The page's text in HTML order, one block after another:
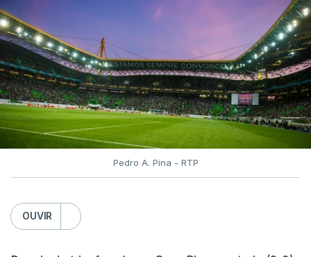
Pedro A. Pina - RTP
OUVIR